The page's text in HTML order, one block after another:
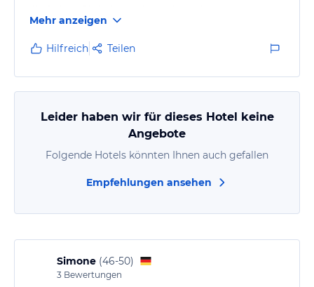
traumhaften Natur.
Mehr anzeigen
Hilfreich Teilen
Leider haben wir für dieses Hotel keine
Angebote
Folgende Hotels könnten Ihnen auch gefallen
Empfehlungen ansehen
Simone (46-50)
3 Bewertungen